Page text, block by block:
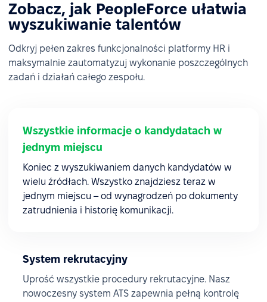
Zobacz, jak PeopleForce ułatwia
wyszukiwanie talentów
Odkryj pełen zakres funkcjonalności platformy HR i
maksymalnie zautomatyzuj wykonanie poszczególnych
zadań i działań całego zespołu.
Wszystkie informacje o kandydatach w
jednym miejscu
Koniec z wyszukiwaniem danych kandydatów w
wielu źródłach. Wszystko znajdziesz teraz w
jednym miejscu – od wynagrodzeń po dokumenty
zatrudnienia i historię komunikacji.
System rekrutacyjny
Uprość wszystkie procedury rekrutacyjne. Nasz
nowoczesny system ATS zapewnia pełną kontrolę